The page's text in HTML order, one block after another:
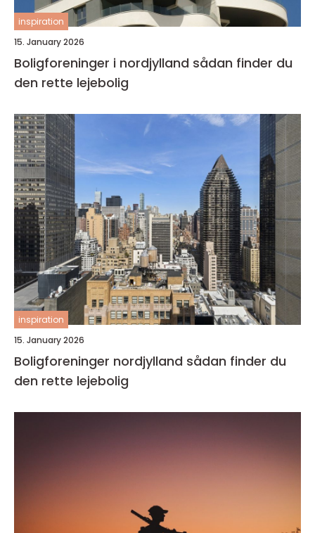
inspiration
15. January 2026
Boligforeninger i nordjylland sådan finder du
den rette lejebolig
inspiration
15. January 2026
Boligforeninger nordjylland sådan finder du
den rette lejebolig